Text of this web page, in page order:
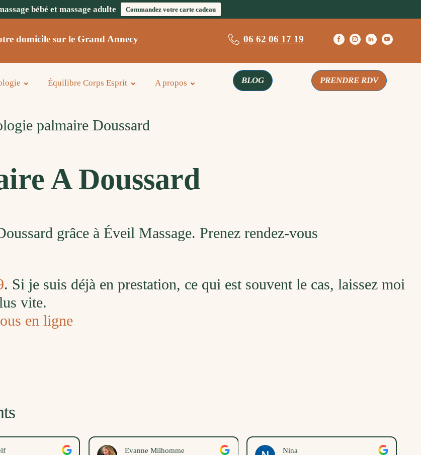
bébé et massage adulte Commandez votre carte cadeau
domicile sur le Grand Annecy 06 62 06 17 19
Équilibre Corps Esprit A propos BLOG PRENDRE RDV
palmaire Doussard
A Doussard
grâce à Éveil Massage. Prenez rendez-vous
. Si je suis déjà en prestation, ce qui est souvent le cas, laissez moi
vite.
en ligne
Milhomme Nina